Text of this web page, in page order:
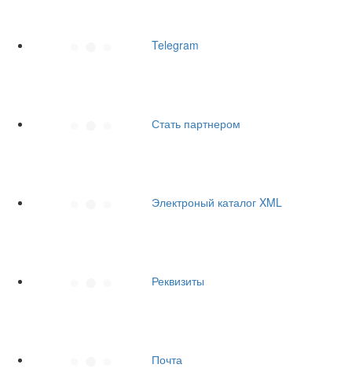
Telegram
Стать партнером
Электроный каталог XML
Реквизиты
Почта